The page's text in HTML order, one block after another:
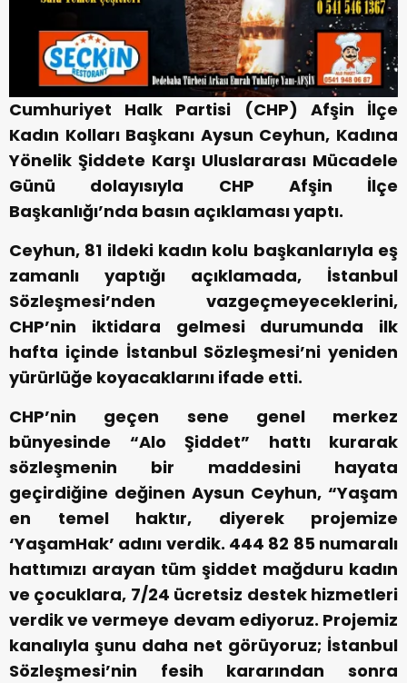
Cumhuriyet Halk Partisi (CHP) Afşin İlçe
Kadın Kolları Başkanı Aysun Ceyhun, Kadına
Yönelik Şiddete Karşı Uluslararası Mücadele
Günü dolayısıyla CHP Afşin İlçe
Başkanlığı’nda basın açıklaması yaptı.
Ceyhun, 81 ildeki kadın kolu başkanlarıyla eş
zamanlı yaptığı açıklamada, İstanbul
Sözleşmesi’nden vazgeçmeyeceklerini,
CHP’nin iktidara gelmesi durumunda ilk
hafta içinde İstanbul Sözleşmesi’ni yeniden
yürürlüğe koyacaklarını ifade etti.
CHP’nin geçen sene genel merkez
bünyesinde “Alo Şiddet” hattı kurarak
sözleşmenin bir maddesini hayata
geçirdiğine değinen Aysun Ceyhun, “Yaşam
en temel haktır, diyerek projemize
‘YaşamHak’ adını verdik. 444 82 85 numaralı
hattımızı arayan tüm şiddet mağduru kadın
ve çocuklara, 7/24 ücretsiz destek hizmetleri
verdik ve vermeye devam ediyoruz. Projemiz
kanalıyla şunu daha net görüyoruz; İstanbul
Sözleşmesi’nin fesih kararından sonra